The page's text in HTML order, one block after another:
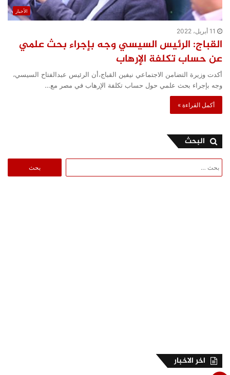
الأخبار
11 أبريل، 2022
القباج: الرئيس السيسي وجه بإجراء بحث علمي
عن حساب تكلفة الإرهاب
أكدت وزيرة التضامن الاجتماعي نيفين القباج،أن الرئيس عبدالفتاح السيسي،
وجه بإجراء بحث علمي حول حساب تكلفة الإرهاب في مصر مع…
أكمل القراءة »
البحث
عن:
اخر الاخبار